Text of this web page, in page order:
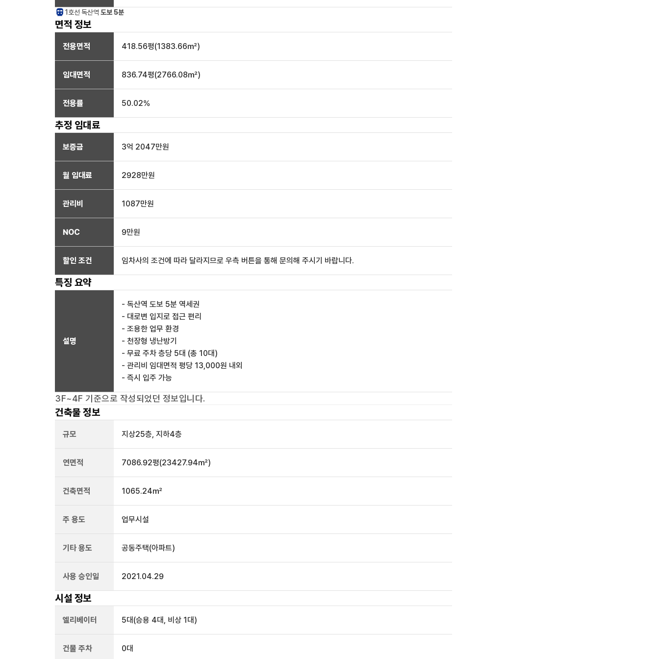
1호선 독산역 도보 5분
면적 정보
전용면적 418.56평(1383.66㎡)
임대면적 836.74평(2766.08㎡)
전용률 50.02%
추정 임대료
보증금 3억 2047만원
월 임대료 2928만원
관리비 1087만원
NOC 9만원
할인 조건 임차사의 조건에 따라 달라지므로 우측 버튼을 통해 문의해 주시기 바랍니다.
특징 요약
설명
- 독산역 도보 5분 역세권
- 대로변 입지로 접근 편리
- 조용한 업무 환경
- 천장형 냉난방기
- 무료 주차 층당 5대 (총 10대)
- 관리비 임대면적 평당 13,000원 내외
- 즉시 입주 가능
3F~4F 기준으로 작성되었던 정보입니다.
건축물 정보
규모 지상25층, 지하4층
연면적 7086.92평(23427.94㎡)
건축면적 1065.24㎡
주 용도 업무시설
기타 용도 공동주택(아파트)
사용 승인일 2021.04.29
시설 정보
엘리베이터 5대 (승용 4대, 비상 1대)
건물 주차 0대